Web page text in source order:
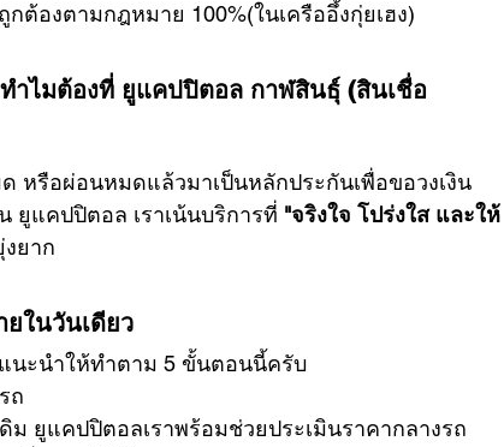
ต้องตามกฎหมาย 100%(ในเครืออึ้งกุ่ยเฮง)
ำไมต้องที่ ยูแคปปิตอล กาฬสินธุ์ (สินเชื่อ
หรือผ่อนหมดแล้วมาเป็นหลักประกันเพื่อขอวงเงิน
ยูแคปปิตอล เราเน้นบริการที่ "จริงใจ โปร่งใส และให้
ยาก
ในวันเดียว
นะนำให้ทำตาม 5 ขั้นตอนนี้ครับ
ถ
ยูแคปปิตอลเราพร้อมช่วยประเมินราคากลางรถ